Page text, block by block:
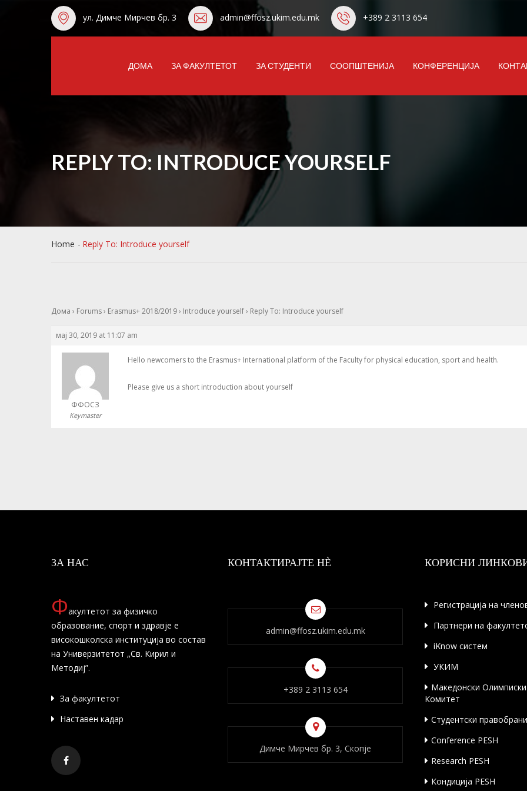
ул. Димче Мирчев бр. 3 admin@ffosz.ukim.edu.mk +389 2 3113 654
ДОМА ЗА ФАКУЛТЕТОТ ЗА СТУДЕНТИ СООПШТЕНИЈА КОНФЕРЕНЦИЈА
REPLY TO: INTRODUCE YOURSELF
Home Reply To: Introduce yourself
Дома › Forums› Erasmus+ 2018/2019› Introduce yourself› Reply To: Introduce yourself
мај 30, 2019 at 11:07 am
ФФОСЗ
Keymaster
Hello newcomers to the Erasmus+ International platform of the Faculty for physical education, sport and health.
Please give us a short introduction about yourself
ЗА НАС
Факултетот за физичко
образование, спорт и здравје е
високошколска институција во состав
на Универзитетот „Св. Кирил и
Методиј”.
За факултетот
Наставен кадар
КОНТАКТИРАЈТЕ НÈ
admin@ffosz.ukim.edu.mk
+389 2 3113 654
Димче Мирчев бр. 3, Скопје
КОРИСНИ
Регистрација на
Партнери на
iKnow систем
УКИМ
Македонски Олимписки
Комитет
Студентски
Conference PESH
Research PESH
Кондиција PESH